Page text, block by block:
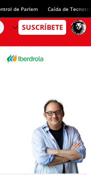
de Parlem Caída de